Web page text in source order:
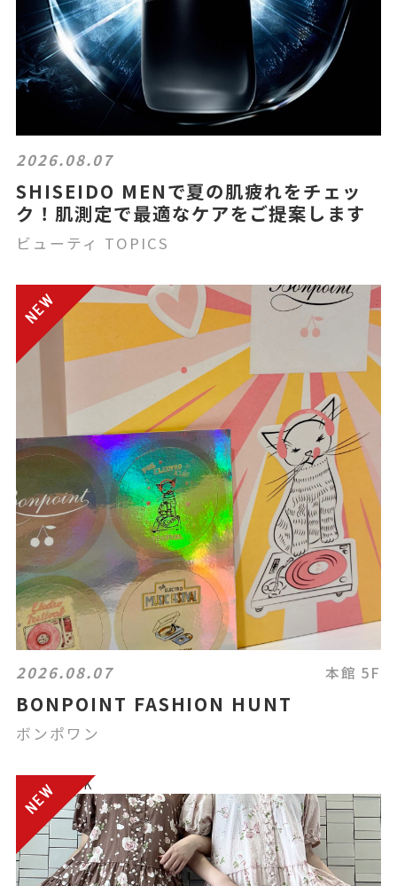
2026.08.07
SHISEIDO MENで夏の肌疲れをチェッ
ク！肌測定で最適なケアをご提案します
ビューティ TOPICS
2026.08.07 本館 5F
BONPOINT FASHION HUNT
ボンポワン
電話注文OK